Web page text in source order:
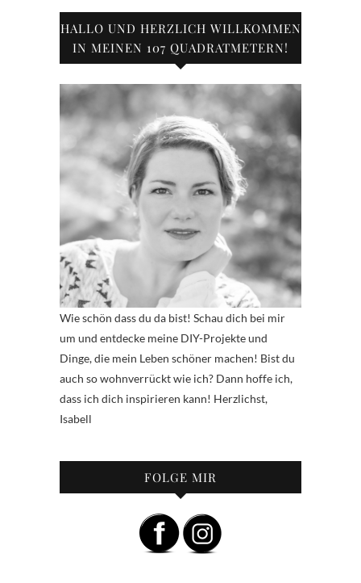
HALLO UND HERZLICH WILLKOMMEN
IN MEINEN 107 QUADRATMETERN!
Wie schön dass du da bist! Schau dich bei mir
um und entdecke meine DIY-Projekte und
Dinge, die mein Leben schöner machen! Bist du
auch so wohnverrückt wie ich? Dann hoffe ich,
dass ich dich inspirieren kann! Herzlichst,
Isabell
FOLGE MIR